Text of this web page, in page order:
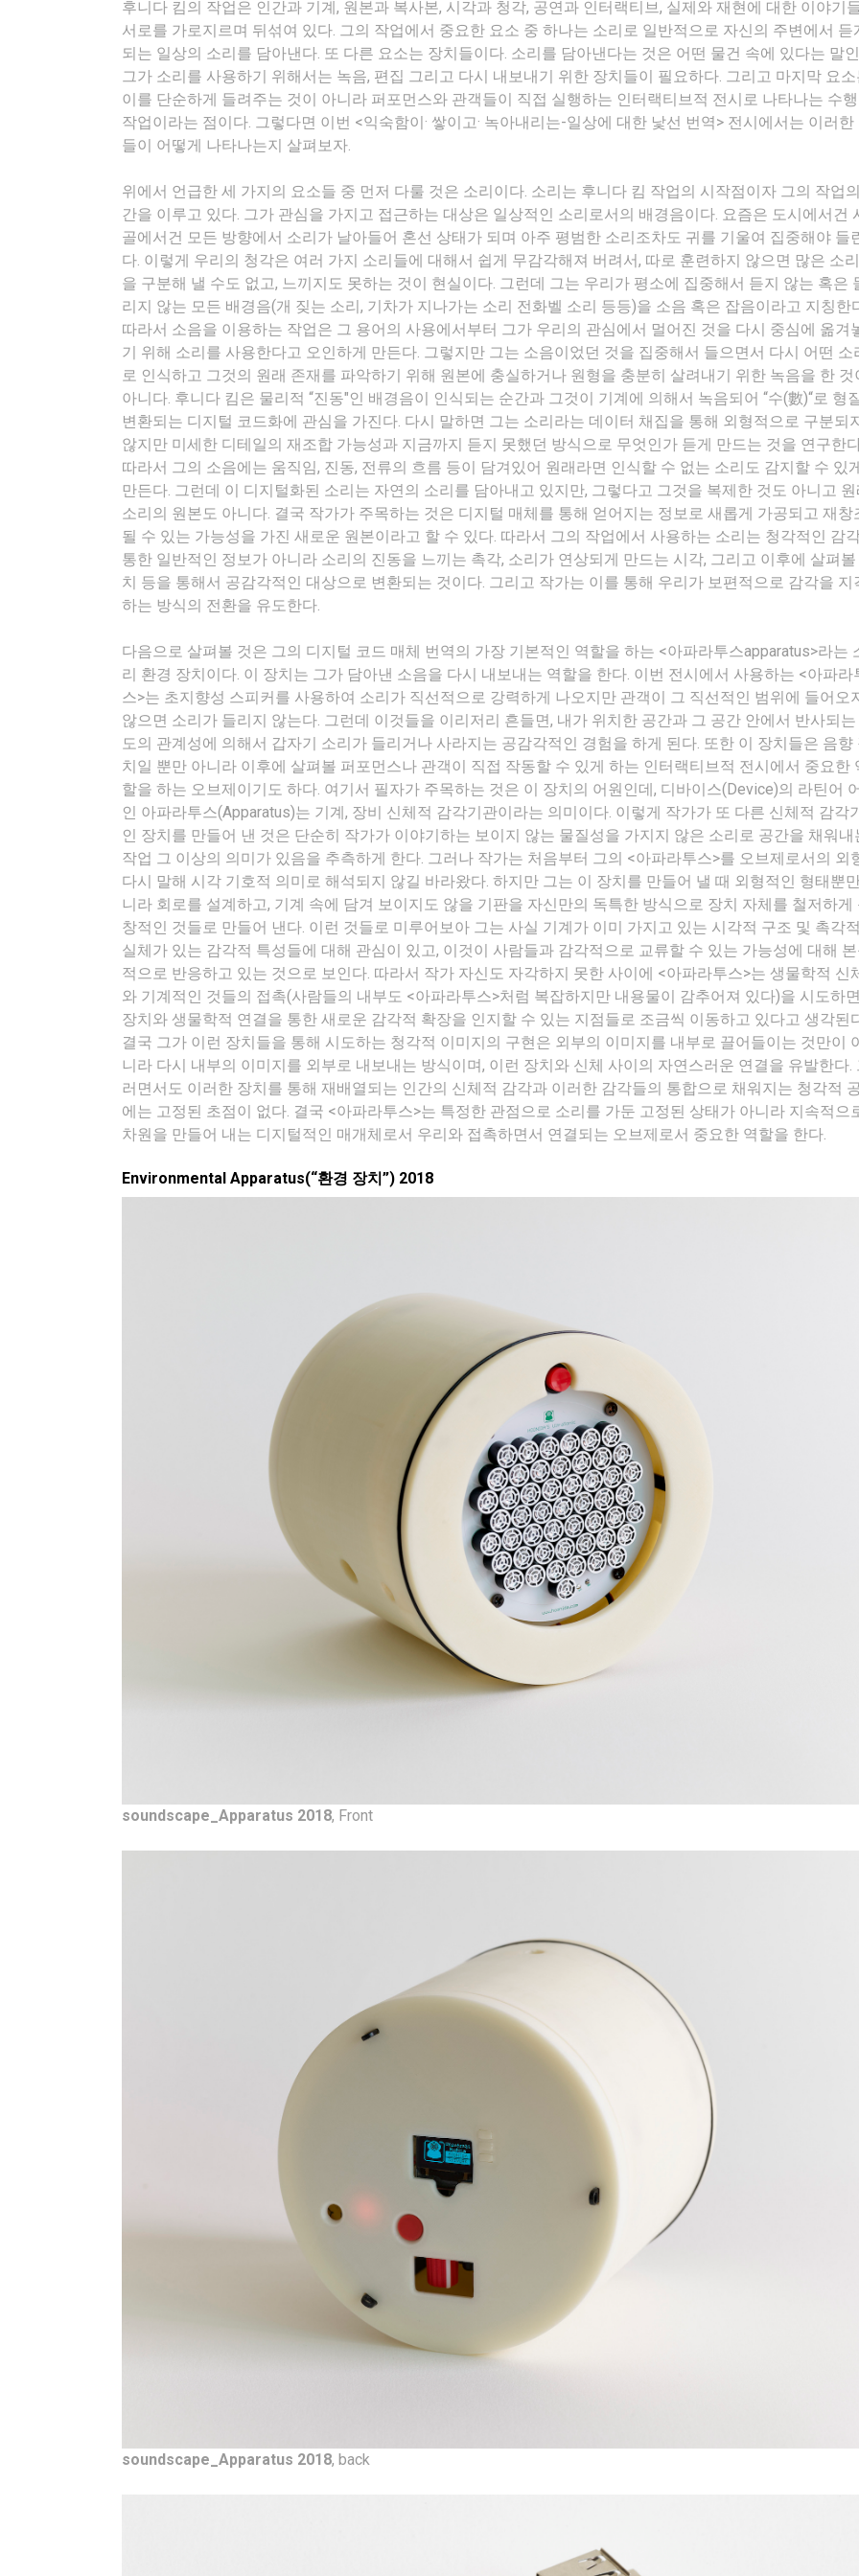
후니다 킴의 작업은 인간과 기계, 원본과 복사본, 시각과 청각, 공연과 인터랙티브, 실제와 재현에 대한 이야기
서로를 가로지르며 뒤섞여 있다. 그의 작업에서 중요한 요소 중 하나는 소리로 일반적으로 자신의 주변에서 듣
되는 일상의 소리를 담아낸다. 또 다른 요소는 장치들이다. 소리를 담아낸다는 것은 어떤 물건 속에 있다는 말
그가 소리를 사용하기 위해서는 녹음, 편집 그리고 다시 내보내기 위한 장치들이 필요하다. 그리고 마지막 요소
이를 단순하게 들려주는 것이 아니라 퍼포먼스와 관객들이 직접 실행하는 인터랙티브적 전시로 나타나는 수
작업이라는 점이다. 그렇다면 이번 <익숙함이· 쌓이고· 녹아내리는-일상에 대한 낯선 번역> 전시에서는 이러한
들이 어떻게 나타나는지 살펴보자.
위에서 언급한 세 가지의 요소들 중 먼저 다룰 것은 소리이다. 소리는 후니다 킴 작업의 시작점이자 그의 작업
간을 이루고 있다. 그가 관심을 가지고 접근하는 대상은 일상적인 소리로서의 배경음이다. 요즘은 도시에서건
골에서건 모든 방향에서 소리가 날아들어 혼선 상태가 되며 아주 평범한 소리조차도 귀를 기울여 집중해야 들
다. 이렇게 우리의 청각은 여러 가지 소리들에 대해서 쉽게 무감각해져 버려서, 따로 훈련하지 않으면 많은 소
을 구분해 낼 수도 없고, 느끼지도 못하는 것이 현실이다. 그런데 그는 우리가 평소에 집중해서 듣지 않는 혹은
리지 않는 모든 배경음(개 짖는 소리, 기차가 지나가는 소리 전화벨 소리 등등)을 소음 혹은 잡음이라고 지칭한
따라서 소음을 이용하는 작업은 그 용어의 사용에서부터 그가 우리의 관심에서 멀어진 것을 다시 중심에 옮겨
기 위해 소리를 사용한다고 오인하게 만든다. 그렇지만 그는 소음이었던 것을 집중해서 들으면서 다시 어떤 소
로 인식하고 그것의 원래 존재를 파악하기 위해 원본에 충실하거나 원형을 충분히 살려내기 위한 녹음을 한 것
아니다. 후니다 킴은 물리적 “진동"인 배경음이 인식되는 순간과 그것이 기계에 의해서 녹음되어 “수(數)“로 형
변환되는 디지털 코드화에 관심을 가진다. 다시 말하면 그는 소리라는 데이터 채집을 통해 외형적으로 구분되
않지만 미세한 디테일의 재조합 가능성과 지금까지 듣지 못했던 방식으로 무엇인가 듣게 만드는 것을 연구한
따라서 그의 소음에는 움직임, 진동, 전류의 흐름 등이 담겨있어 원래라면 인식할 수 없는 소리도 감지할 수 있
만든다. 그런데 이 디지털화된 소리는 자연의 소리를 담아내고 있지만, 그렇다고 그것을 복제한 것도 아니고 원
소리의 원본도 아니다. 결국 작가가 주목하는 것은 디지털 매체를 통해 얻어지는 정보로 새롭게 가공되고 재창
될 수 있는 가능성을 가진 새로운 원본이라고 할 수 있다. 따라서 그의 작업에서 사용하는 소리는 청각적인 감
통한 일반적인 정보가 아니라 소리의 진동을 느끼는 촉각, 소리가 연상되게 만드는 시각, 그리고 이후에 살펴
치 등을 통해서 공감각적인 대상으로 변환되는 것이다. 그리고 작가는 이를 통해 우리가 보편적으로 감각을 지
하는 방식의 전환을 유도한다.
다음으로 살펴볼 것은 그의 디지털 코드 매체 번역의 가장 기본적인 역할을 하는 <아파라투스apparatus>라는
리 환경 장치이다. 이 장치는 그가 담아낸 소음을 다시 내보내는 역할을 한다. 이번 전시에서 사용하는 <아파라
스>는 초지향성 스피커를 사용하여 소리가 직선적으로 강력하게 나오지만 관객이 그 직선적인 범위에 들어오
않으면 소리가 들리지 않는다. 그런데 이것들을 이리저리 흔들면, 내가 위치한 공간과 그 공간 안에서 반사되
도의 관계성에 의해서 갑자기 소리가 들리거나 사라지는 공감각적인 경험을 하게 된다. 또한 이 장치들은 음향
치일 뿐만 아니라 이후에 살펴볼 퍼포먼스나 관객이 직접 작동할 수 있게 하는 인터랙티브적 전시에서 중요한
할을 하는 오브제이기도 하다. 여기서 필자가 주목하는 것은 이 장치의 어원인데, 디바이스(Device)의 라틴어
인 아파라투스(Apparatus)는 기계, 장비 신체적 감각기관이라는 의미이다. 이렇게 작가가 또 다른 신체적 감각
인 장치를 만들어 낸 것은 단순히 작가가 이야기하는 보이지 않는 물질성을 가지지 않은 소리로 공간을 채워내
작업 그 이상의 의미가 있음을 추측하게 한다. 그러나 작가는 처음부터 그의 <아파라투스>를 오브제로서의 외
다시 말해 시각 기호적 의미로 해석되지 않길 바라왔다. 하지만 그는 이 장치를 만들어 낼 때 외형적인 형태뿐
니라 회로를 설계하고, 기계 속에 담겨 보이지도 않을 기판을 자신만의 독특한 방식으로 장치 자체를 철저하게
창적인 것들로 만들어 낸다. 이런 것들로 미루어보아 그는 사실 기계가 이미 가지고 있는 시각적 구조 및 촉각
실체가 있는 감각적 특성들에 대해 관심이 있고, 이것이 사람들과 감각적으로 교류할 수 있는 가능성에 대해
적으로 반응하고 있는 것으로 보인다. 따라서 작가 자신도 자각하지 못한 사이에 <아파라투스>는 생물학적 신
와 기계적인 것들의 접촉(사람들의 내부도 <아파라투스>처럼 복잡하지만 내용물이 감추어져 있다)을 시도하
장치와 생물학적 연결을 통한 새로운 감각적 확장을 인지할 수 있는 지점들로 조금씩 이동하고 있다고 생각된
결국 그가 이런 장치들을 통해 시도하는 청각적 이미지의 구현은 외부의 이미지를 내부로 끌어들이는 것만이
니라 다시 내부의 이미지를 외부로 내보내는 방식이며, 이런 장치와 신체 사이의 자연스러운 연결을 유발한다.
러면서도 이러한 장치를 통해 재배열되는 인간의 신체적 감각과 이러한 감각들의 통합으로 채워지는 청각적
에는 고정된 초점이 없다. 결국 <아파라투스>는 특정한 관점으로 소리를 가둔 고정된 상태가 아니라 지속적으
차원을 만들어 내는 디지털적인 매개체로서 우리와 접촉하면서 연결되는 오브제로서 중요한 역할을 한다.
Environmental Apparatus(“환경 장치”) 2018
soundscape_Apparatus 2018, Front
soundscape_Apparatus 2018, back